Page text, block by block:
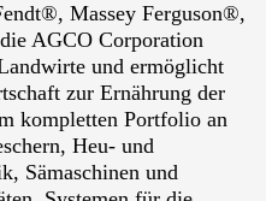
Massey Ferguson®,
AGCO Corporation
und ermöglicht
zur Ernährung der
kompletten Portfolio an
Heu- und
Sämaschinen und